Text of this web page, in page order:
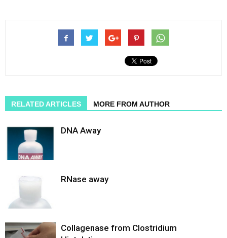
RELATED ARTICLES MORE FROM AUTHOR
DNA Away
RNase away
Collagenase from Clostridium